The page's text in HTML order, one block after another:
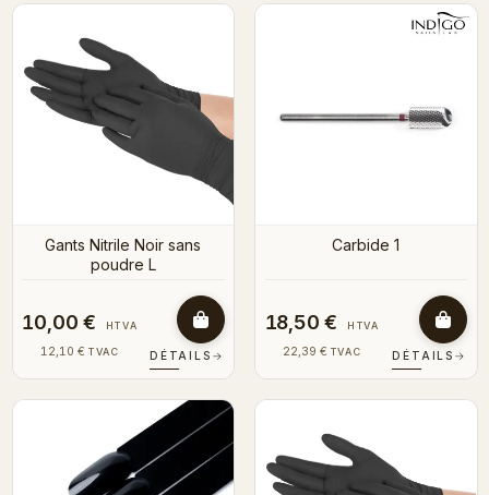
Gants Nitrile Noir sans
poudre L
10,00 € HTVA
12,10 € TVAC DÉTAILS →
Carbide 1
18,50 € HTVA
22,39 € TVAC DÉTAILS →